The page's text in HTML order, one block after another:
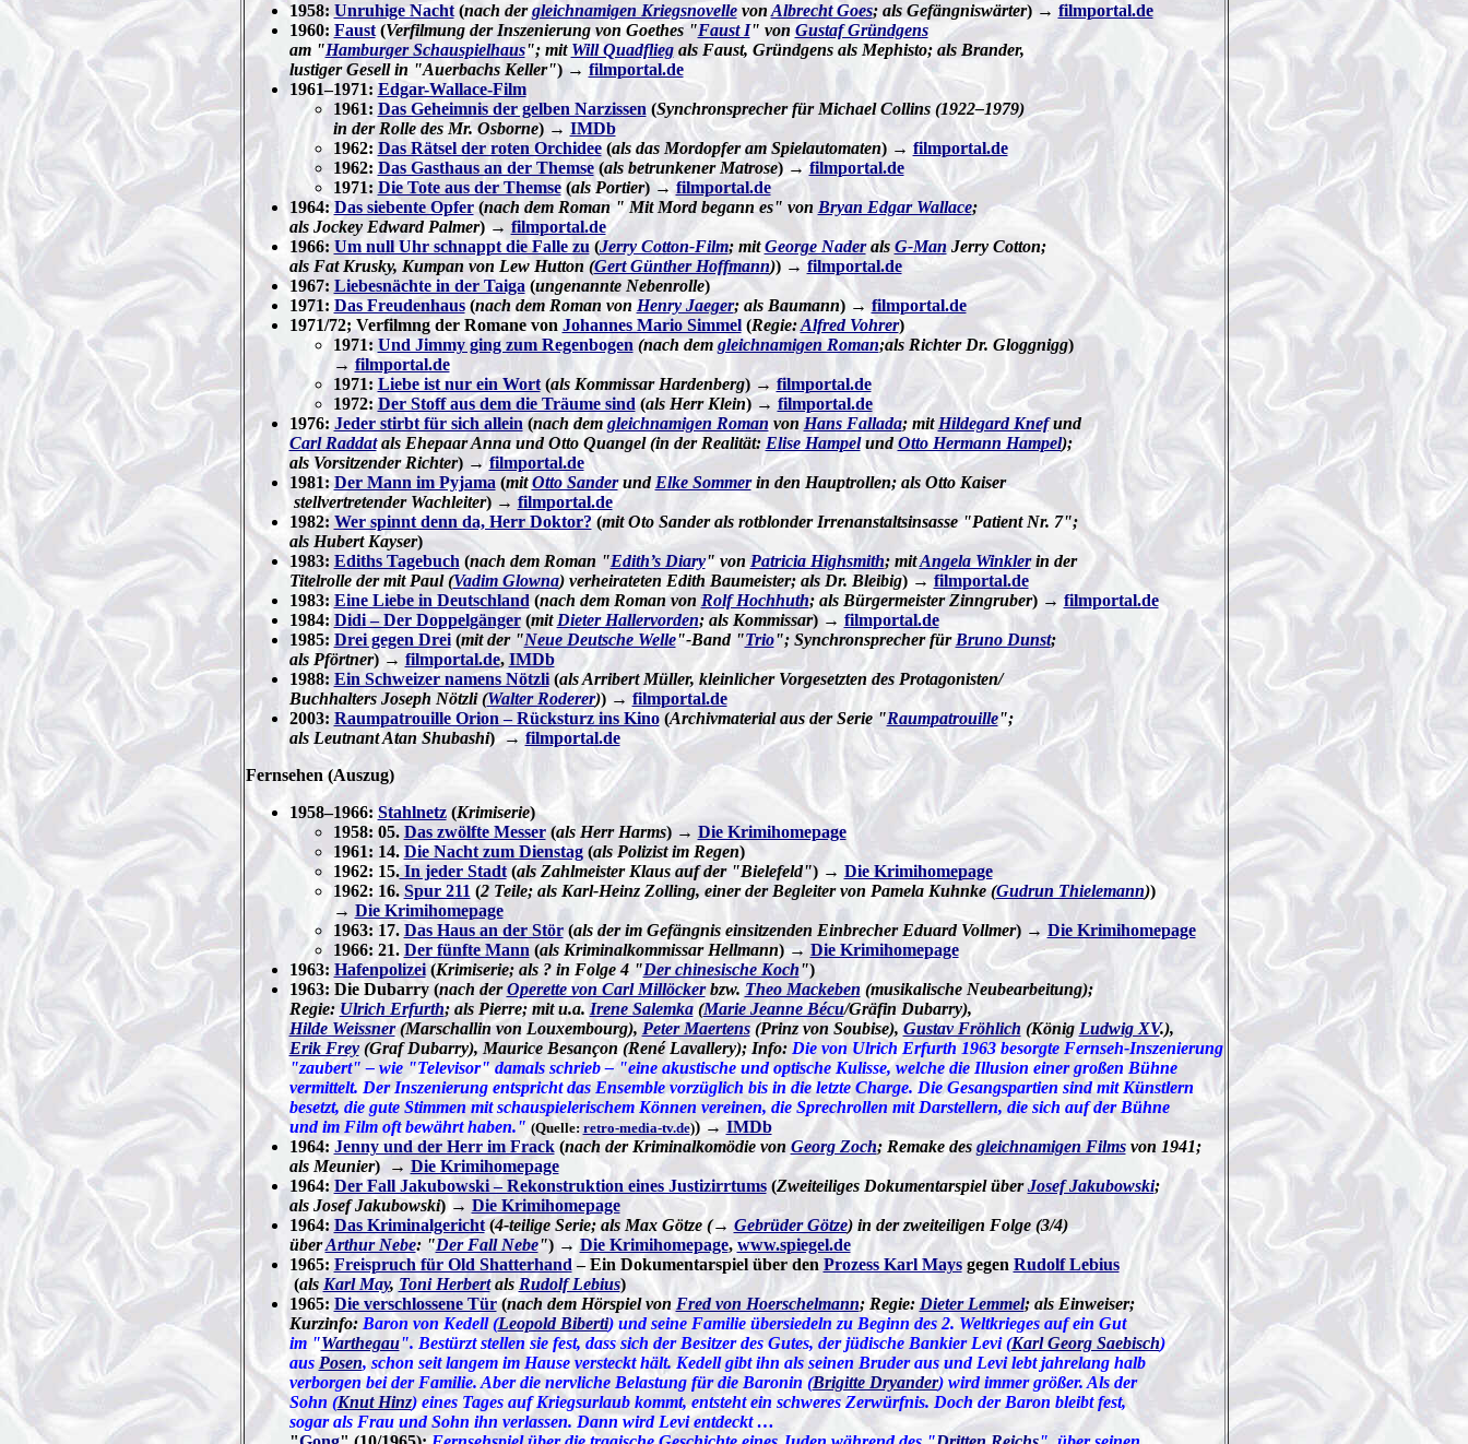
1958: Unruhige Nacht(nach dergleichnamigen Kriegsnovellevon Albrecht Goes; als Gefängniswärter)→ filmportal.de
1960: Faust(Verfilmung der Inszenierung von Goethes "Faust I" von Gustaf Gründgens
am "Hamburger Schauspielhaus"; mit Will Quadfliegals Faust, Gründgens als Mephisto; als Brander,
lustiger Gesell in "Auerbachs Keller") → filmportal.de
1961–1971:Edgar-Wallace-Film
1961: Das Geheimnis der gelben Narzissen (Synchronsprecher für Michael Collins (1922–1979)
in der Rolle des Mr. Osborne) → IMDb
1962: Das Rätsel der roten Orchidee(als das Mordopfer am Spielautomaten) → filmportal.de
1962: Das Gasthaus an der Themse(als betrunkener Matrose) → filmportal.de
1971:Die Tote aus der Themse(als Portier) →filmportal.de
1964:Das siebente Opfer(nach dem Roman " Mit Mord begann es" von Bryan Edgar Wallace;
als Jockey Edward Palmer) → filmportal.de
1966: Um null Uhr schnappt die Falle zu (Jerry Cotton-Film; mitGeorge Naderals G-ManJerry Cotton;
als Fat Krusky, Kumpan von Lew Hutton (Gert Günther Hoffmann)) → filmportal.de
1967: Liebesnächte in der Taiga (ungenannte Nebenrolle)
1971: Das Freudenhaus(nach dem Roman von Henry Jaeger; als Baumann) →filmportal.de
1971/72; Verfilmng der Romane von Johannes Mario Simmel(Regie:Alfred Vohrer)
1971: Und Jimmy ging zum Regenbogen (nach dem gleichnamigen Roman;als Richter Dr. Gloggnigg)
→ filmportal.de
1971: Liebe ist nur ein Wort(als Kommissar Hardenberg) →filmportal.de
1972:Der Stoff aus dem die Träume sind (als Herr Klein) → filmportal.de
1976: Jeder stirbt für sich allein(nach dem gleichnamigen Roman vonHans Fallada; mit Hildegard Knefund
Carl Raddatals Ehepaar Anna und Otto Quangel (in der Realität: Elise HampelundOtto Hermann Hampel);
als Vorsitzender Richter) →filmportal.de
1981:Der Mann im Pyjama (mitOtto Sanderund Elke Sommerin den Hauptrollen; als Otto Kaiser
stellvertretender Wachleiter) → filmportal.de
1982: Wer spinnt denn da, Herr Doktor? (mit Oto Sander als rotblonder Irrenanstaltsinsasse "Patient Nr. 7";
als Hubert Kayser)
1983: Ediths Tagebuch(nach dem Roman "Edith’s Diary" vonPatricia Highsmith; mitAngela Winklerin der
Titelrolle der mit Paul (Vadim Glowna) verheirateten Edith Baumeister; als Dr. Bleibig)→filmportal.de
1983: Eine Liebe in Deutschland(nach dem Roman von Rolf Hochhuth; als Bürgermeister Zinngruber) →filmportal.de
1984:Didi – Der Doppelgänger(mit Dieter Hallervorden; als Kommissar) → filmportal.de
1985: Drei gegen Drei(mit der "Neue Deutsche Welle"-Band "Trio"; Synchronsprecher fürBruno Dunst;
als Pförtner) → filmportal.de, IMDb
1988: Ein Schweizer namens Nötzli(als Arribert Müller, kleinlicher Vorgesetzten des Protagonisten/
Buchhalters Joseph Nötzli (Walter Roderer)) → filmportal.de
2003: Raumpatrouille Orion – Rücksturz ins Kino(Archivmaterial aus der Serie "Raumpatrouille";
alsLeutnant Atan Shubashi) →filmportal.de
Fernsehen(Auszug)
1958–1966: Stahlnetz(Krimiserie)
1958: 05. Das zwölfte Messer(als Herr Harms) → Die Krimihomepage
1961: 14.Die Nacht zum Dienstag(als Polizist im Regen)
1962: 15.In jeder Stadt(als Zahlmeister Klaus auf der "Bielefeld") → Die Krimihomepage
1962: 16. Spur 211 (2 Teile; als Karl-Heinz Zolling, einer der Begleiter von Pamela Kuhnke (Gudrun Thielemann))
→ Die Krimihomepage
1963: 17. Das Haus an der Stör(als der im Gefängnis einsitzenden Einbrecher Eduard Vollmer) → Die Krimihomepage
1966: 21. Der fünfte Mann (als Kriminalkommissar Hellmann) → Die Krimihomepage
1963: Hafenpolizei(Krimiserie; als ? in Folge 4 "Der chinesische Koch")
1963: Die Dubarry (nach derOperette von Carl Millöckerbzw. Theo Mackeben (musikalische Neubearbeitung);
Regie:Ulrich Erfurth; als Pierre; mit u.a. Irene Salemka(Marie Jeanne Bécu/Gräfin Dubarry),
Hilde Weissner(Marschallin von Louxembourg), Peter Maertens(Prinz von Soubise), Gustav Fröhlich (König Ludwig XV.),
Erik Frey(Graf Dubarry), Maurice Besançon (René Lavallery); Info: Die von Ulrich Erfurth 1963 besorgte Fernseh-Inszenierung
"zaubert" – wie "Televisor" damals schrieb – "eine akustische und optische Kulisse, welche die Illusion einer großen Bühne
vermittelt. Der Inszenierung entspricht das Ensemble vorzüglich bis in die letzte Charge. Die Gesangspartien sind mit Künstlern
besetzt, die gute Stimmen mit schauspielerischem Können vereinen, die Sprechrollen mit Darstellern, die sich auf der Bühne
und im Film oft bewährt haben." (Quelle: retro-media-tv.de)) →IMDb
1964: Jenny und der Herr im Frack(nach der Kriminalkomödie von Georg Zoch; Remake des gleichnamigen Filmsvon 1941;
als Meunier) → Die Krimihomepage
1964: Der Fall Jakubowski – Rekonstruktion eines Justizirrtums(Zweiteiliges Dokumentarspiel überJosef Jakubowski;
als Josef Jakubowski) → Die Krimihomepage
1964: Das Kriminalgericht(4-teilige Serie; als Max Götze (→ Gebrüder Götze) in der zweiteiligen Folge (3/4)
überArthur Nebe: "Der Fall Nebe") →Die Krimihomepage,www.spiegel.de
1965: Freispruch für Old Shatterhand – Ein Dokumentarspiel über den Prozess Karl Maysgegen Rudolf Lebius
(als Karl May, Toni HerbertalsRudolf Lebius)
1965: Die verschlossene Tür(nach dem Hörspiel vonFred von Hoerschelmann; Regie: Dieter Lemmel; als Einweiser;
Kurzinfo: Baron von Kedell (Leopold Biberti) und seine Familie übersiedeln zu Beginn des 2. Weltkrieges auf ein Gut
im "Warthegau". Bestürzt stellen sie fest, dass sich der Besitzer des Gutes, der jüdische Bankier Levi (Karl Georg Saebisch)
ausPosen, schon seit langem im Hause versteckt hält. Kedell gibt ihn als seinen Bruder aus und Levi lebt jahrelang halb
verborgen bei der Familie. Aber die nervliche Belastung für die Baronin (Brigitte Dryander) wird immer größer. Als der
Sohn (Knut Hinz) eines Tages auf Kriegsurlaub kommt, entsteht ein schweres Zerwürfnis. Doch der Baron bleibt fest,
sogar als Frau und Sohn ihn verlassen. Dann wird Levi entdeckt …